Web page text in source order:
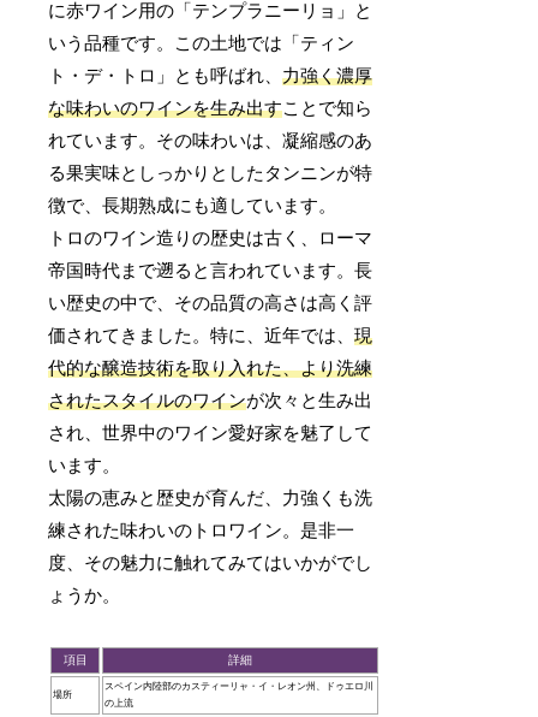
に赤ワイン用の「テンプラニーリョ」と
いう品種です。この土地では「ティン
ト・デ・トロ」とも呼ばれ、力強く濃厚
な味わいのワインを生み出すことで知ら
れています。その味わいは、凝縮感のあ
る果実味としっかりとしたタンニンが特
徴で、長期熟成にも適しています。
トロのワイン造りの歴史は古く、ローマ
帝国時代まで遡ると言われています。長
い歴史の中で、その品質の高さは高く評
価されてきました。特に、近年では、現
代的な醸造技術を取り入れた、より洗練
されたスタイルのワインが次々と生み出
され、世界中のワイン愛好家を魅了して
います。
太陽の恵みと歴史が育んだ、力強くも洗
練された味わいのトロワイン。是非一
度、その魅力に触れてみてはいかがでし
ょうか。
項目 詳細
場所
スペイン内陸部のカスティーリャ・イ・レオン州、ドゥエロ川
の上流